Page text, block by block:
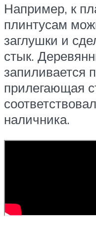
Например, к
плинтусам
заглушки и
стык.
запиливается
прилегающая
наличника.